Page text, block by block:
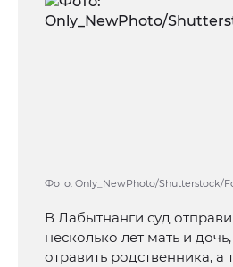
Фото: Only_NewPhoto/Shutterstock/
В Лабытнанги суд
несколько лет мать и
отравить родственника, а